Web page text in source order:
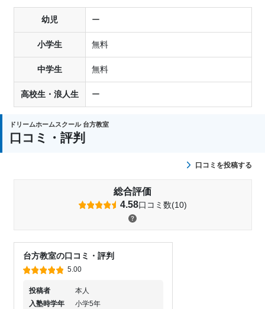
幼児 ー
小学生 無料
中学生 無料
高校生・浪人生 ー
ドリームホームスクール 台方教室
口コミ・評判
口コミを投稿する
総合評価
4.58口コミ数(10)
台方教室の口コミ・評判
5.00
投稿者
本人
入塾時学年
小学5年